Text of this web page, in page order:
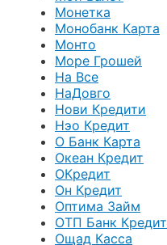
Монетка
Монобанк Карта
Монто
Море Грошей
На Все
НаДовго
Нови Кредити
Нэо Кредит
О Банк Карта
Океан Кредит
ОКредит
Он Кредит
Оптима Займ
ОТП Банк Кредит
Ощад Касса